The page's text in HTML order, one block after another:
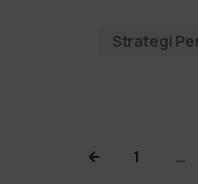
Strategi
1 …